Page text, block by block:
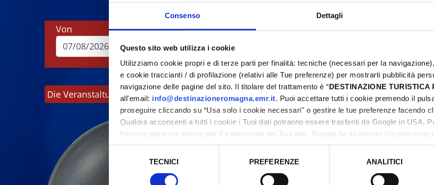
Consenso Dettagli
Questo sito web utilizza i cookie
Utilizziamo cookie propri e di terze parti per finalità: tecniche (necessari per la
e cookie traccianti / di profilazione (relativi alle Tue preferenze) per mostrarti pubblicità
navigazione delle pagine del sito. Il titolare del trattamento è “DESTINAZIONE TURISTICA
all'email: info@destinazioneromagna.emr.it. Puoi accettare tutti i cookie premendo il
proseguire cliccando su “Usa solo i cookie necessari" o gestire le tue preferenze facendo
Qualora acconsenti a tutti i cookie i Tuoi dati potranno essere trasferiti da Google in USA,
fornisce garanzie idonee per il trattamento dei Tuoi dati. Google ha dichiarato
sicurezza a Tutela dei navigatori, che abbiamo valutato essere sufficienti.
TECNICI PREFERENZE ANALITICI
Von Bis Stadt
Die Veranstaltungen können sich ändern. Bitte kontaktieren Sie die Organisatoren, bevor Sie